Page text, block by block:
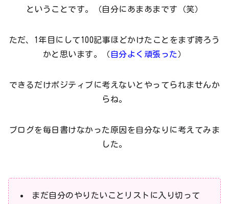
ということです。（自分にあまあまです（笑）
ただ、1年目にして100記事ほどかけたことをまず誇ろう
かと思います。（ 自分よく頑張った ）
できるだけポジティブに考えないとやってられませんか
らね。
ブログを毎日書けなかった原因を自分なりに考えてみま
した。
まだ自分のやりたいことリストに入り切って